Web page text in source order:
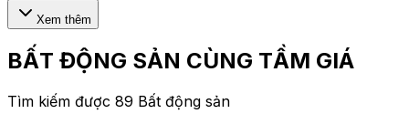
Xem thêm
BẤT ĐỘNG SẢN CÙNG TẦM GIÁ
Tìm kiếm được 89 Bất động sản